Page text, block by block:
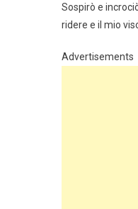
Sospirò e
ridere e il mio
Advertisements